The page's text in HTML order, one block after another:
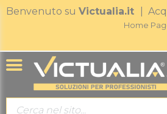
Benvenuto su Victualia.it |
Home